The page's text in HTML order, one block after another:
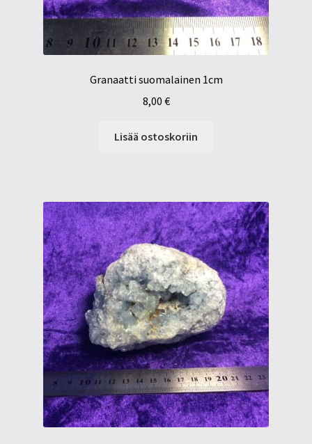
Granaatti suomalainen 1cm
8,00 €
Lisää ostoskoriin